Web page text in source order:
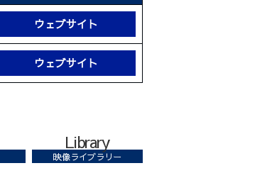
ウェブサイト
ウェブサイト
Library
映像ライブラリー